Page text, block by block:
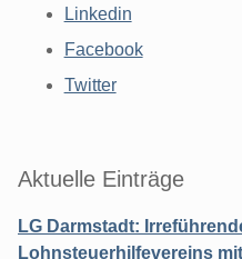
Linkedin
Facebook
Twitter
Aktuelle Einträge
LG Darmstadt:
Lohnsteuerhilfevereins